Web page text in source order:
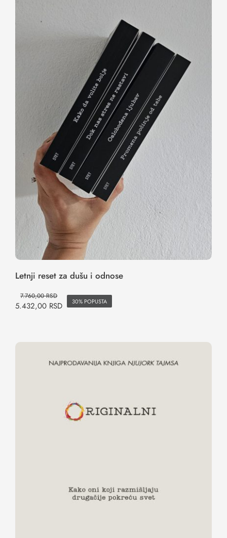
Letnji reset za dušu i odnose
Letnji reset za dušu i odnose
7.760,00RSD
5.432,00 RSD 30% POPUSTA
ORIGINALNI – Kako oni koji
razmišljaju drugačije pokreću svet